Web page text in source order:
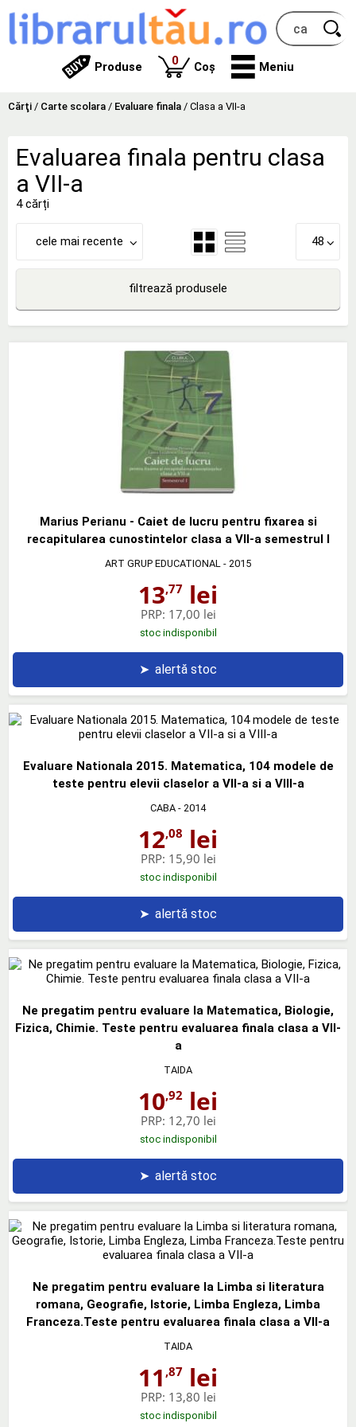
Produse 0produse
Coș Meniu
Cărţi / Carte scolara / Evaluare finala / Clasa a VII-a
Evaluarea finala pentru clasa
a VII-a
4 cărți
cele mai recente 48
filtrează produsele
Marius Perianu - Caiet de lucru pentru fixarea si
recapitularea cunostintelor clasa a VII-a semestrul I
ART GRUP EDUCATIONAL - 2015
13,77 lei
PRP: 17,00 lei
stoc indisponibil
➤ alertă stoc
Evaluare Nationala 2015. Matematica, 104 modele de
teste pentru elevii claselor a VII-a si a VIII-a
CABA - 2014
12,08 lei
PRP: 15,90 lei
stoc indisponibil
➤ alertă stoc
Ne pregatim pentru evaluare la Matematica, Biologie,
Fizica, Chimie. Teste pentru evaluarea finala clasa a VII-
a
TAIDA
10,92 lei
PRP: 12,70 lei
stoc indisponibil
➤ alertă stoc
Ne pregatim pentru evaluare la Limba si literatura
romana, Geografie, Istorie, Limba Engleza, Limba
Franceza.Teste pentru evaluarea finala clasa a VII-a
TAIDA
11 ,87 lei
PRP: 13,80 lei
stoc indisponibil